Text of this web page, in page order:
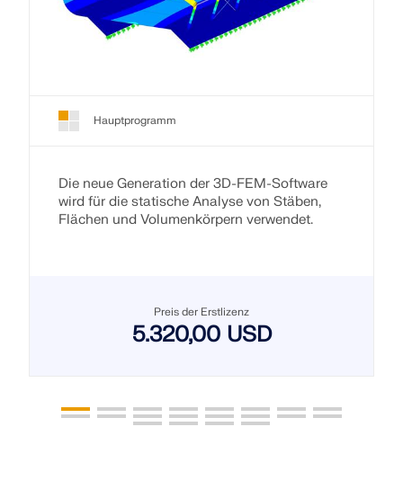
Hauptprogramm
Die neue Generation der 3D-FEM-Software
wird für die statische Analyse von Stäben,
Flächen und Volumenkörpern verwendet.
Preis der Erstlizenz
5.320,00 USD